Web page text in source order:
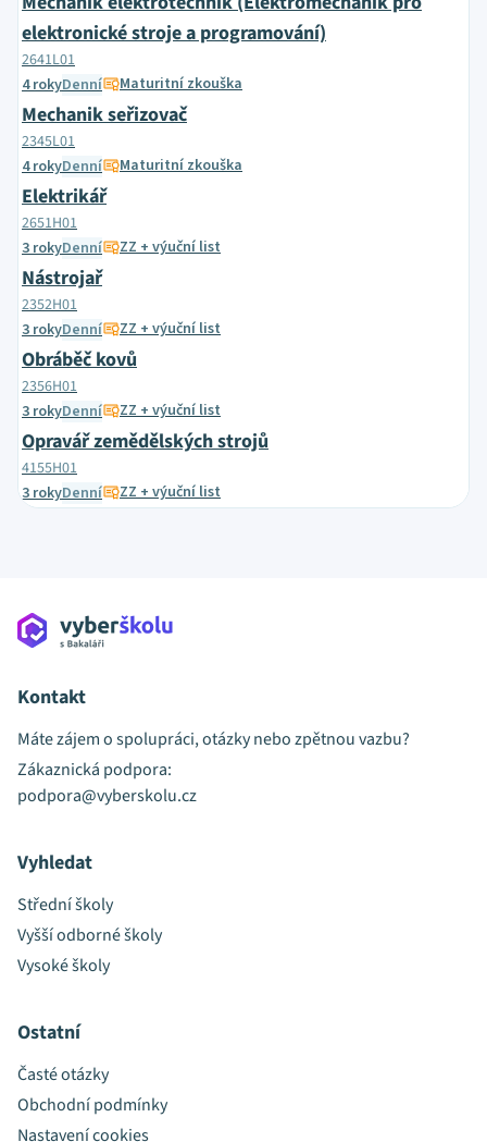
elektronické stroje a programování)
2641L01
4 rokyDenní Maturitní zkouška
Mechanik seřizovač
2345L01
4 rokyDenní Maturitní zkouška
Elektrikář
2651H01
3 rokyDenní ZZ + výuční list
Nástrojař
2352H01
3 rokyDenní ZZ + výuční list
Obráběč kovů
2356H01
3 rokyDenní ZZ + výuční list
Opravář zemědělských strojů
4155H01
3 rokyDenní ZZ + výuční list
Kontakt
Máte zájem o spolupráci, otázky nebo zpětnou vazbu?
Zákaznická podpora:
podpora@vyberskolu.cz
Vyhledat
Střední školy
Vyšší odborné školy
Vysoké školy
Ostatní
Časté otázky
Obchodní podmínky
Nastavení cookies